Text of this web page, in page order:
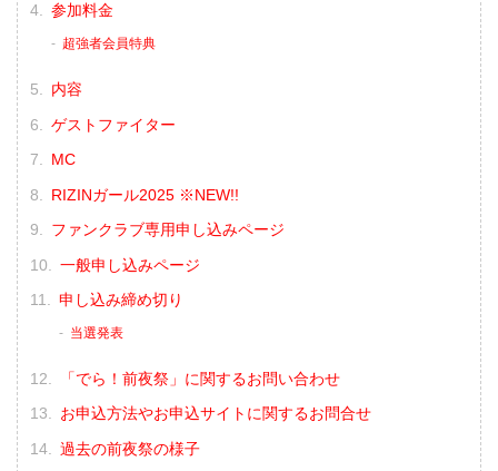
参加料金
超強者会員特典
内容
ゲストファイター
MC
RIZINガール2025 ※NEW!!
ファンクラブ専用申し込みページ
一般申し込みページ
申し込み締め切り
当選発表
「でら！前夜祭」に関するお問い合わせ
お申込方法やお申込サイトに関するお問合せ
過去の前夜祭の様子